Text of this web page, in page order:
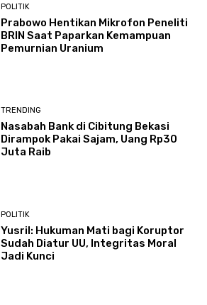
POLITIK
Prabowo Hentikan Mikrofon Peneliti
BRIN Saat Paparkan Kemampuan
Pemurnian Uranium
TRENDING
Nasabah Bank di Cibitung Bekasi
Dirampok Pakai Sajam, Uang Rp30
Juta Raib
POLITIK
Yusril: Hukuman Mati bagi Koruptor
Sudah Diatur UU, Integritas Moral
Jadi Kunci